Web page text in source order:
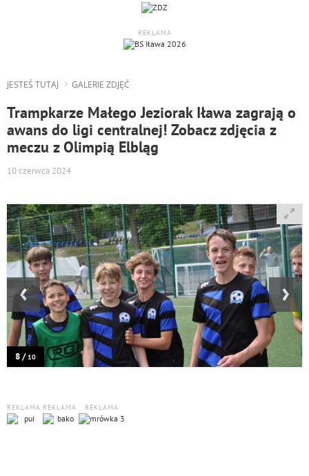
REKLAMA
JESTEŚ TUTAJ GALERIE ZDJĘĆ
Trampkarze Małego Jeziorak Iława zagrają o
awans do ligi centralnej! Zobacz zdjęcia z
meczu z Olimpią Elbląg
10 czerwca 2024
8 /10
‹ ›
REKLAMA REKLAMA REKLAMA